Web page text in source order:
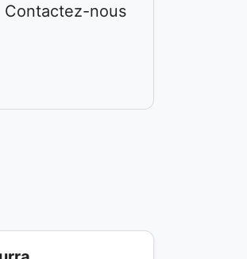
Contactez-nous